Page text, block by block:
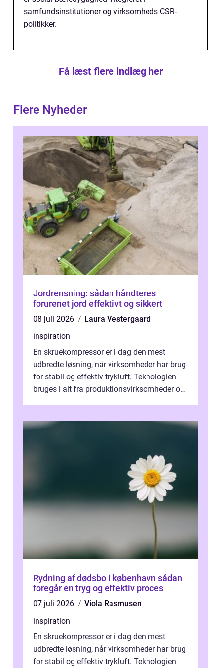
samfundsinstitutioner og virksomheds CSR-
politikker.
Få læst flere indlæg her
Flere Nyheder
Jordrensning: sådan håndteres
forurenet jord effektivt og sikkert
08 juli 2026
Laura Vestergaard
inspiration
En skruekompressor er i dag den mest
udbredte løsning, når virksomheder har brug
for stabil og effektiv trykluft. Teknologien
bruges i alt fra produktionsvirksomheder og
Rydning af dødsbo i københavn sådan
foregår en tryg og effektiv proces
07 juli 2026
Viola Rasmusen
inspiration
En skruekompressor er i dag den mest
udbredte løsning, når virksomheder har brug
for stabil og effektiv trykluft. Teknologien